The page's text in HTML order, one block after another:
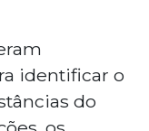
identificar o
do